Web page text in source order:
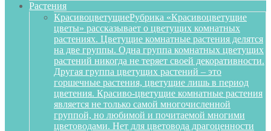
Растения
КрасивоцветущиеРубрика «Красивоцветущие
цветы» рассказывает о цветущих комнатных
растениях. Цветущие комнатные растения делятся
на две группы. Одна группа комнатных цветущих
растений никогда не теряет своей декоративности.
Другая группа цветущих растений – это
горшечные растения, цветущие лишь в период
цветения. Красиво-цветущие комнатные растения
является не только самой многочисленной
группой, но любимой и почитаемой многими
цветоводами. Нет для цветовода драгоценности